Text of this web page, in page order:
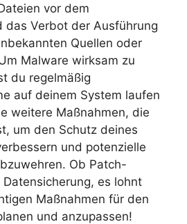
vor dem
das Verbot der Ausführung
Quellen oder
Malware wirksam zu
du regelmäßig
auf deinem System laufen
weitere Maßnahmen, die
um den Schutz deines
und potenzielle
Ob Patch-
es lohnt
Maßnahmen für den
und anzupassen!